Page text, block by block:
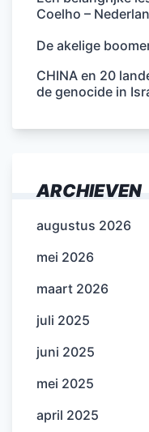
Coelho –
De akelige
CHINA en 20
de genocide in
ARCHIEVEN
augustus 2026
mei 2026
maart 2026
juli 2025
juni 2025
mei 2025
april 2025